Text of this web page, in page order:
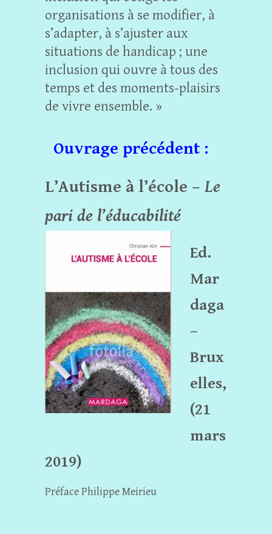
organisations à se modifier, à
s’adapter, à s’ajuster aux
situations de handicap ; une
inclusion qui ouvre à tous des
temps et des moments-plaisirs
de vivre ensemble. »
Ouvrage précédent :
L’Autisme à l’école – Le
pari de l’éducabilité
Ed.
Mar
daga
–
Brux
elles,
(21
mars
2019)
Préface Philippe Meirieu